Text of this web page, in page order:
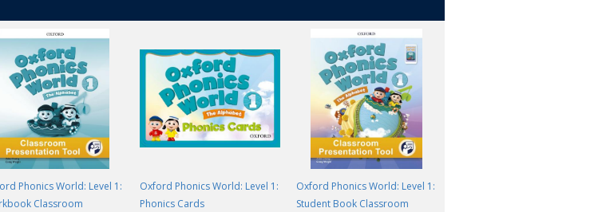
Phonics World: Level 1:
Classroom
Oxford Phonics World: Level 1:
Phonics Cards
Oxford Phonics World: Level 1:
Student Book Classroom